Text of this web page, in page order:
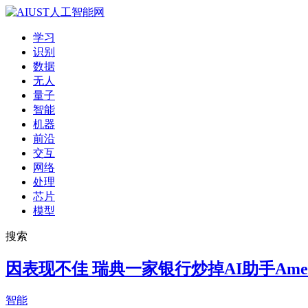
学习
识别
数据
无人
量子
智能
机器
前沿
交互
网络
处理
芯片
模型
搜索
因表现不佳 瑞典一家银行炒掉AI助手
智能